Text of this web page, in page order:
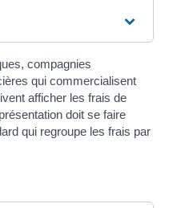
compagnies
qui commercialisent
afficher les frais de
doit se faire
qui regroupe les frais par